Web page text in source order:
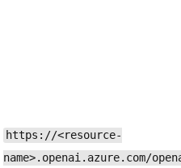
https://<resource-
name>.openai.azure.com/